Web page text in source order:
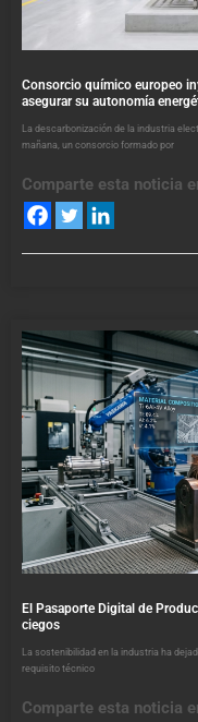
Consorcio químico europeo
asegurar su autonomía
La descarbonización de la industria
mañana, un consorcio formado por
Comparte esta noticia
El Pasaporte Digital de
ciegos
La sostenibilidad en la industria ha
requisito técnico
Comparte esta noticia